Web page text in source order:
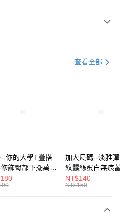
查看全部
--你的大學T疊搭
飾臀部下擺萬用
/遮臀裙(黑2L-
眼圈熊中大
加大尺碼--淡雅
紋蠶絲蛋白無痕
角內褲(白.粉.藍.
3L)-L28眼圈熊中
NT$140
NT$150